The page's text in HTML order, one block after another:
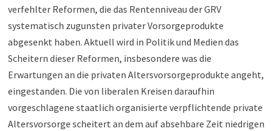
verfehlter Reformen, die das Rentenniveau der GRV
systematisch zugunsten privater Vorsorgeprodukte
abgesenkt haben. Aktuell wird in Politik und Medien das
Scheitern dieser Reformen, insbesondere was die
Erwartungen an die privaten Altersvorsorgeprodukte angeht,
eingestanden. Die von liberalen Kreisen daraufhin
vorgeschlagene staatlich organisierte verpflichtende private
Altersvorsorge scheitert an dem auf absehbare Zeit niedrigen